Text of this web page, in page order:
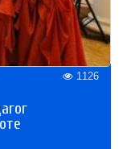
1126